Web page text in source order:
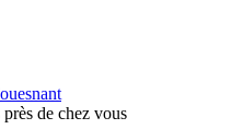
de chez vous